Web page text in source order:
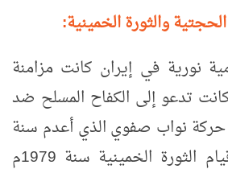
والثورة الخمينية:
نورية في إيران كانت مزامنة
تدعو إلى الكفاح المسلح ضد
حركة نواب صفوي الذي أعدم سنة
1956م، ثم تلتها قيام الثورة الخمينية سنة 1979م